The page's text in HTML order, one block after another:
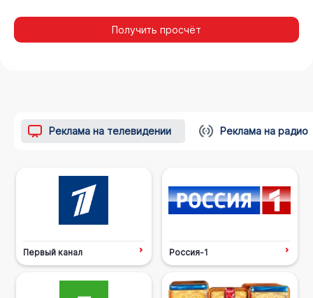
Получить просчёт
Реклама на телевидении Реклама на радио
Первый канал Россия-1